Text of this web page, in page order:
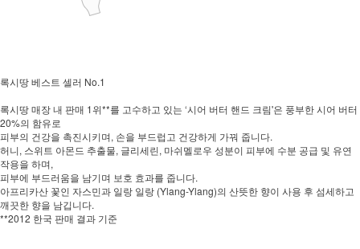
록시땅 베스트 셀러 No.1
록시땅 매장 내 판매 1위**를 고수하고 있는 ‘시어 버터 핸드 크림'은 풍부한 시어 버터
20%의 함유로
피부의 건강을 촉진시키며, 손을 부드럽고 건강하게 가꿔 줍니다.
허니, 스위트 아몬드 추출물, 글리세린, 마쉬멜로우 성분이 피부에 수분 공급 및 유연
작용을 하며,
피부에 부드러움을 남기며 보호 효과를 줍니다.
아프리카산 꽃인 자스민과 일랑 일랑 (Ylang-Ylang)의 산뜻한 향이 사용 후 섬세하고
깨끗한 향을 남깁니다.
**2012 한국 판매 결과 기준